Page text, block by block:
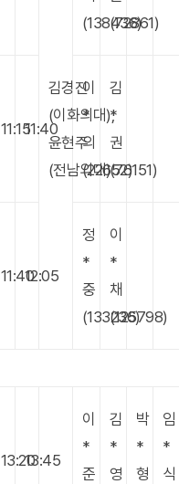
김경진
(이화의대),
윤현주
(전남의대)
(138436)
(72861)
11:1511:40
이
*
의
(22652)
김
*
권
(76151)
11:4012:05
정
*
중
(133236)
이
*
채
(125798)
13:2013:45
이
*
준
김
*
영
박
*
형
임
*
식